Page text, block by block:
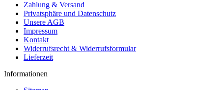
Zahlung & Versand
Privatsphäre und Datenschutz
Unsere AGB
Impressum
Kontakt
Widerrufsrecht & Widerrufsformular
Lieferzeit
Informationen